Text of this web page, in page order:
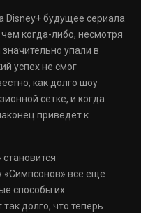
Disney+ будущее сериала
когда-либо, несмотря
упали в
успех не смог
как долго шоу
сетке, и когда
приведёт к
всё ещё
способы их
долго, что теперь